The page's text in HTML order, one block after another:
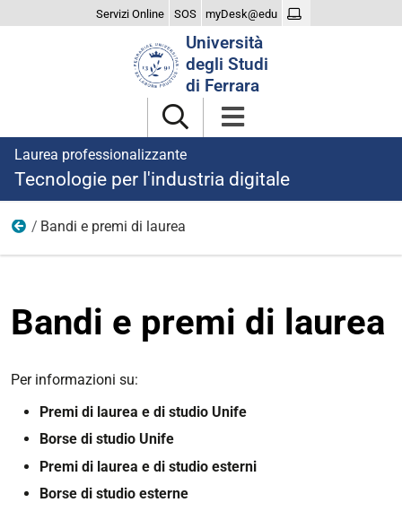
Servizi Online SOS myDesk@edu
Università
degli Studi
di Ferrara
Laurea professionalizzante
Tecnologie per l'industria digitale
Dopo la laurea
Bandi e premi di laurea
Bandi e premi di laurea
Per informazioni su:
Premi di laurea e di studio Unife
Borse di studio Unife
Premi di laurea e di studio esterni
Borse di studio esterne